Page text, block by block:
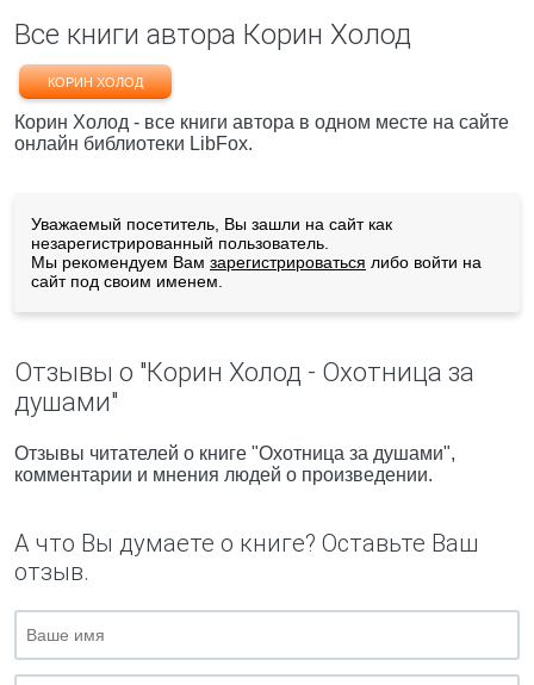
Все книги автора Корин Холод
КОРИН ХОЛОД
Корин Холод - все книги автора в одном месте на сайте
онлайн библиотеки LibFox.
Уважаемый посетитель, Вы зашли на сайт как
незарегистрированный пользователь.
Мы рекомендуем Вам зарегистрироваться либо войти на
сайт под своим именем.
Отзывы о "Корин Холод - Охотница за
душами"
Отзывы читателей о книге "Охотница за душами",
комментарии и мнения людей о произведении.
А что Вы думаете о книге? Оставьте Ваш
отзыв.